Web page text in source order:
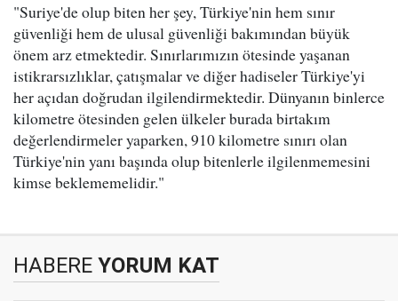
"Suriye'de olup biten her şey, Türkiye'nin hem sınır
güvenliği hem de ulusal güvenliği bakımından büyük
önem arz etmektedir. Sınırlarımızın ötesinde yaşanan
istikrarsızlıklar, çatışmalar ve diğer hadiseler Türkiye'yi
her açıdan doğrudan ilgilendirmektedir. Dünyanın binlerce
kilometre ötesinden gelen ülkeler burada birtakım
değerlendirmeler yaparken, 910 kilometre sınırı olan
Türkiye'nin yanı başında olup bitenlerle ilgilenmemesini
kimse beklememelidir."
HABERE YORUM KAT